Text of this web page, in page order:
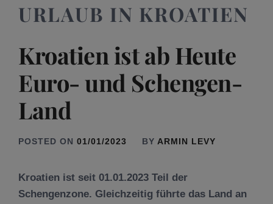
URLAUB IN KROATIEN
Kroatien ist ab Heute
Euro- und Schengen-
Land
POSTED ON 01/01/2023 BY ARMIN LEVY
Kroatien ist seit 01.01.2023 Teil der
Schengenzone. Gleichzeitig führte das Land an